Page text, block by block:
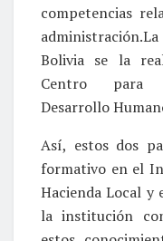
competencias
Bolivia se la
Centro
Desarrollo
Así, estos dos
formativo en el
Hacienda Local y
la institución